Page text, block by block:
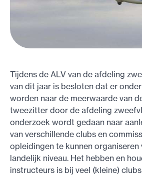
Tijdens de ALV van de afdeling
van dit jaar is besloten dat er
worden naar de meerwaarde van
tweezitter door de afdeling
onderzoek wordt gedaan naar
van verschillende clubs en
opleidingen te kunnen organiseren
landelijk niveau. Het hebben en
instructeurs is bij veel (kleine)